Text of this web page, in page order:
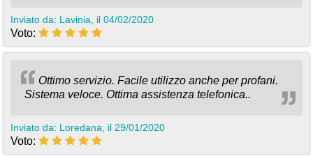
Inviato da: Lavinia, il 04/02/2020
Voto:
Ottimo servizio. Facile utilizzo anche per profani.
Sistema veloce. Ottima assistenza telefonica..
Inviato da: Loredana, il 29/01/2020
Voto: